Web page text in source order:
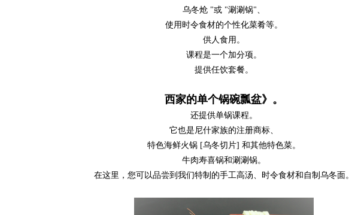
乌冬炝 "或 "涮涮锅"、
使用时令食材的个性化菜肴等。
供人食用。
课程是一个加分项。
提供任饮套餐。
西家的单个锅碗瓢盆》。
还提供单锅课程。
它也是尼什家族的注册商标、
特色海鲜火锅 [乌冬切片] 和其他特色菜。
牛肉寿喜锅和涮涮锅。
在这里，您可以品尝到我们特制的手工高汤、时令食材和自制乌冬面。